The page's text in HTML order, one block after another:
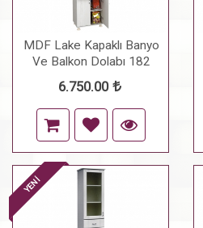
MDF Lake Kapaklı Banyo
Ve Balkon Dolabı 182
6.750.00
YENİ